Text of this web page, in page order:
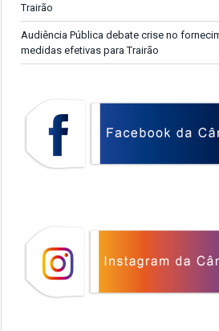
Trairão
Audiência Pública debate crise no
medidas efetivas para Trairão